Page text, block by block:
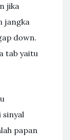
jika
jangka
down.
tab yaitu
sinyal
papan